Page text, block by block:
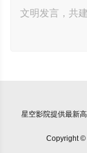
星空影院提供最新
Copyright ©